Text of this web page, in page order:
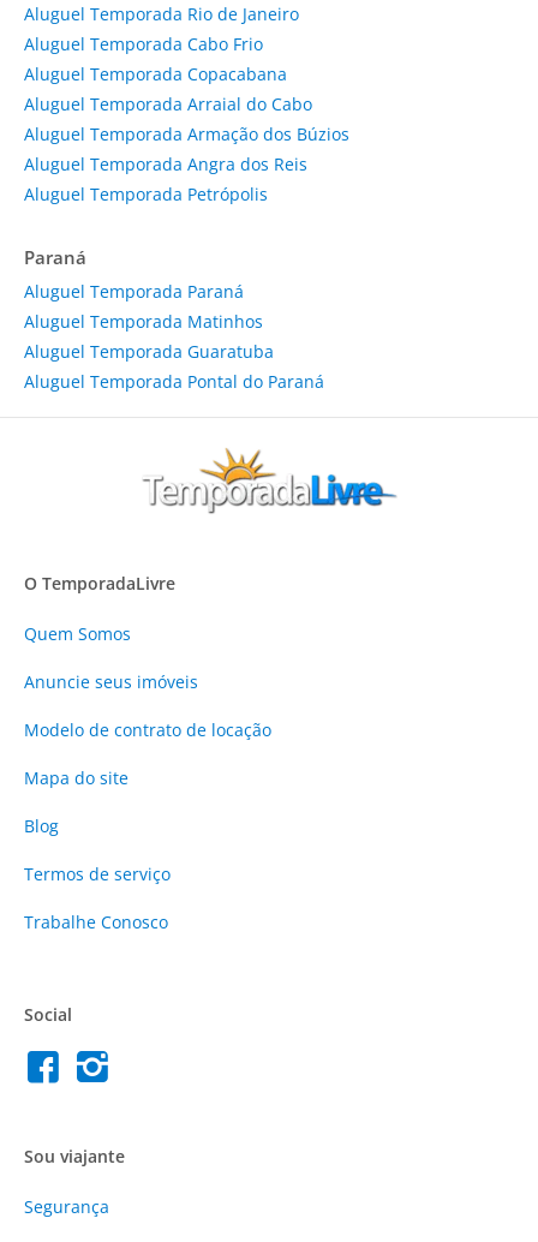
Aluguel Temporada Rio de Janeiro
Aluguel Temporada Cabo Frio
Aluguel Temporada Copacabana
Aluguel Temporada Arraial do Cabo
Aluguel Temporada Armação dos Búzios
Aluguel Temporada Angra dos Reis
Aluguel Temporada Petrópolis
Paraná
Aluguel Temporada Paraná
Aluguel Temporada Matinhos
Aluguel Temporada Guaratuba
Aluguel Temporada Pontal do Paraná
O TemporadaLivre
Quem Somos
Anuncie seus imóveis
Modelo de contrato de locação
Mapa do site
Blog
Termos de serviço
Trabalhe Conosco
Social
Sou viajante
Segurança